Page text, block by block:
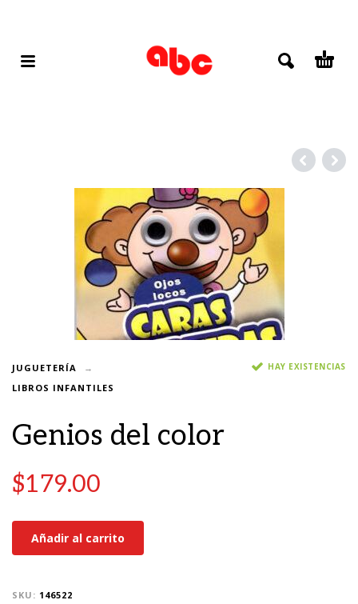
JUGUETERÍA
LIBROS INFANTILES
HAY EXISTENCIAS
Genios del color
$179.00
Añadir al carrito
SKU: 146522